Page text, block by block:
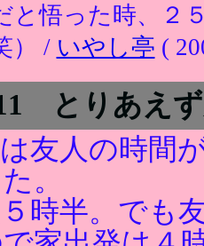
と悟った時、２
） / いやし亭 (
とりあえ
友人の時間
。
時半。でも